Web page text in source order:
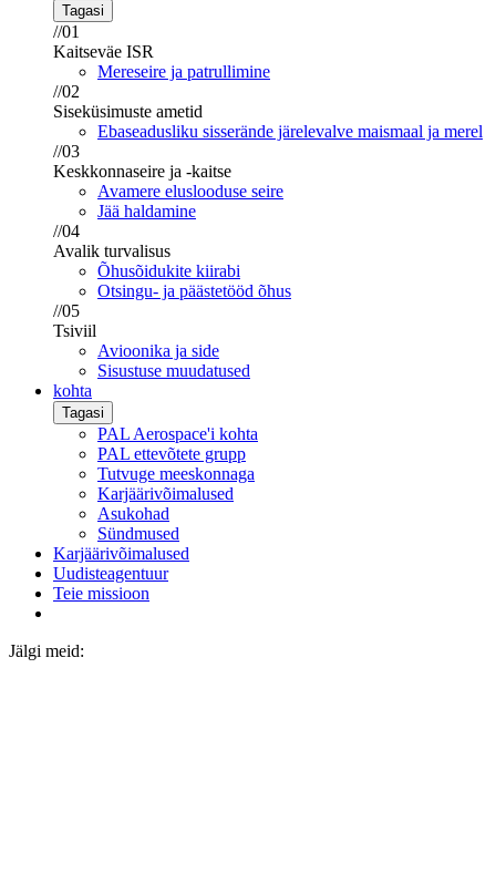
Tagasi
//01
Kaitseväe ISR
Mereseire ja patrullimine
//02
Siseküsimuste ametid
Ebaseadusliku sisserände järelevalve maismaal ja merel
//03
Keskkonnaseire ja -kaitse
Avamere eluslooduse seire
Jää haldamine
//04
Avalik turvalisus
Õhusõidukite kiirabi
Otsingu- ja päästetööd õhus
//05
Tsiviil
Avioonika ja side
Sisustuse muudatused
kohta
Tagasi
PAL Aerospace'i kohta
PAL ettevõtete grupp
Tutvuge meeskonnaga
Karjäärivõimalused
Asukohad
Sündmused
Karjäärivõimalused
Uudisteagentuur
Teie missioon
Jälgi meid: